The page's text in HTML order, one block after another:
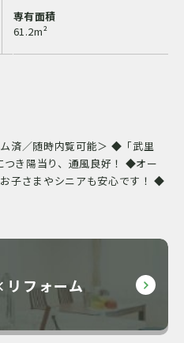
専有面積
61.2m²
ム済／随時内覧可能＞ ◆「武里
き陽当り、通風良好！ ◆オー
子さまやシニアも安心です！ ◆
フォーム